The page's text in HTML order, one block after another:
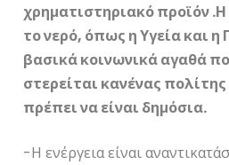
χρηματιστηριακό προϊόν
το νερό, όπως η Υγεία και η
βασικά κοινωνικά αγαθά
στερείται κανένας πολίτης
πρέπει να είναι δημόσια.
-Η ενέργεια είναι